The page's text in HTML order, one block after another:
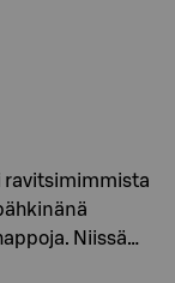
ravitsimimmista
Niissä…